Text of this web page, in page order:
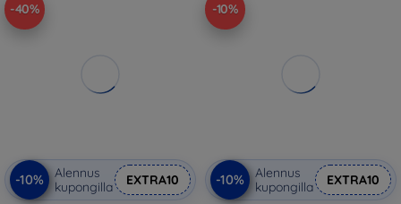
-40%
-10%
Alennus
kupongilla
EXTRA10
-10%
-10%
Alennus
kupongilla
EXTRA10